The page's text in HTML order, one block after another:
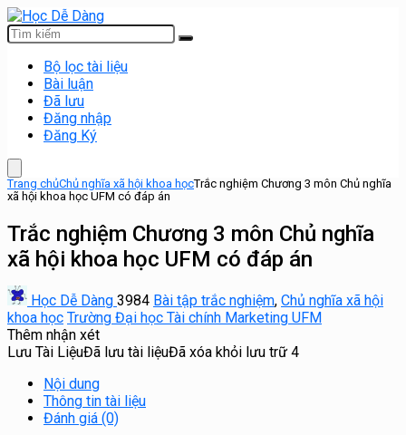
Bộ lọc tài liệu
Bài luận
Đã lưu
Đăng nhập
Đăng Ký
Trang chủChủ nghĩa xã hội khoa họcTrắc nghiệm Chương 3 môn Chủ nghĩa
xã hội khoa học UFM có đáp án
Trắc nghiệm Chương 3 môn Chủ nghĩa
xã hội khoa học UFM có đáp án
Học Dễ Dàng 3984 Bài tập trắc nghiệm, Chủ nghĩa xã hội
khoa học Trường Đại học Tài chính Marketing UFM
Thêm nhận xét
Lưu Tài LiệuĐã lưu tài liệuĐã xóa khỏi lưu trữ 4
Nội dung
Thông tin tài liệu
Đánh giá (0)